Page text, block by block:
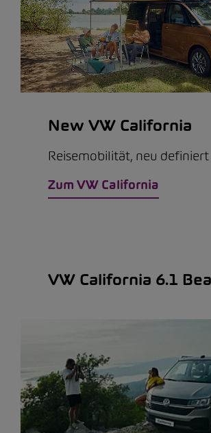
New VW California
Reisemobilität, neu definiert
Zum VW California
VW California 6.1